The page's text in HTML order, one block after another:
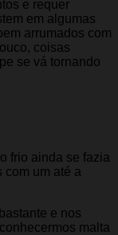
e requer
em algumas
arrumados com
coisas
se vá tornando
frio ainda se fazia
com um até a
e nos
malta